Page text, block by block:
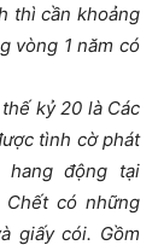
thì cần khoảng
vòng 1 năm có
kỷ 20 là Các
tình cờ phát
hang động tại
có những
giấy cói. Gồm